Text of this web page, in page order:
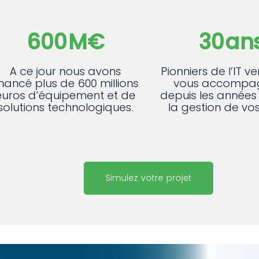
600M€
A ce jour nous avons
plus de 600 millions
d’équipement et de
technologiques.
30
Pionniers de l’IT
vous
depuis les
la gestion de
Simulez votre projet